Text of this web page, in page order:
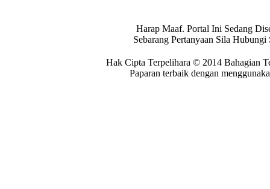
Harap Maaf. Portal Ini Sedang
Sebarang Pertanyaan Sila
Hak Cipta Terpelihara © 2014 Bahagian
Paparan terbaik dengan